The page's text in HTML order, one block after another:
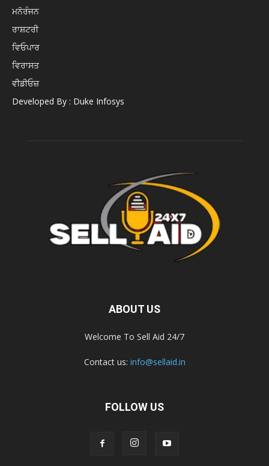
ਮਨੋਰੰਜਨ
ਰਾਸ਼ਟਰੀ
ਵਿਓਪਾਰ
ਵਿਰਾਸਤ
ਵੀਡੀਓਜ਼
Developed By : Duke Infosys
ABOUT US
Welcome To Sell Aid 24/7
Contact us: info@sellaid.in
FOLLOW US